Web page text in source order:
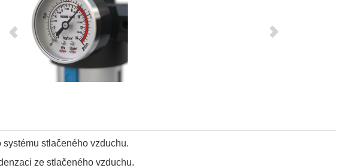
stlačeného vzduchu.
ze stlačeného vzduchu.